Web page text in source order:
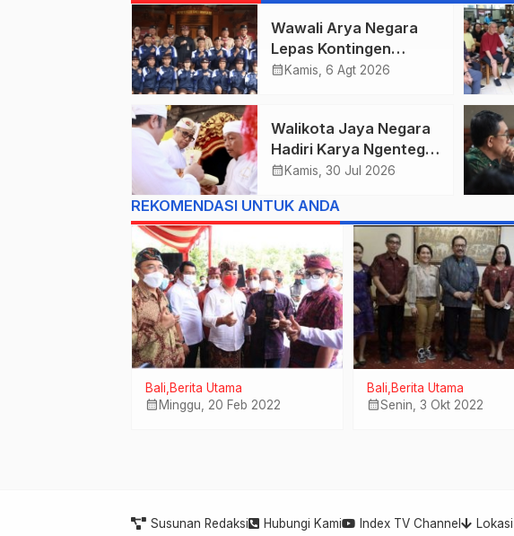
Wawali Arya Negara
Lepas Kontingen
Kwarcab Denpasar
2026.
calendar_month Kamis, 6 Agt 2026
Walikota Jaya Negara
Hadiri Karya Ngenteg
Linggih Pura Gunung
Peraupan
calendar_month Kamis, 30 Jul 2026
REKOMENDASI UNTUK ANDA
Bali Berita Utama
calendar_month Minggu, 20 Feb 2022
Bali Berita Utama
calendar_monthSenin, 3 Okt 2022
Susunan Redaksi Hubungi Kami Index TV Channel Lokasi